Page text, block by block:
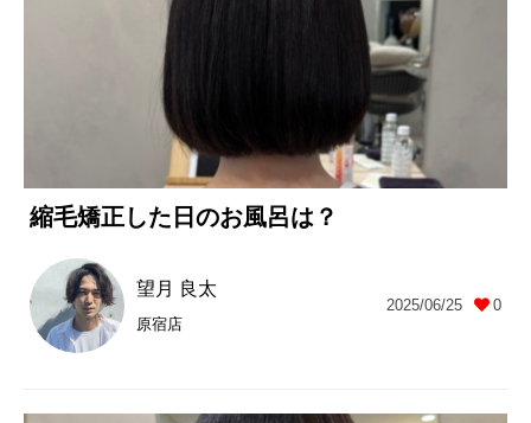
縮毛矯正した日のお風呂は？
望月 良太
原宿店
2025/06/25 0